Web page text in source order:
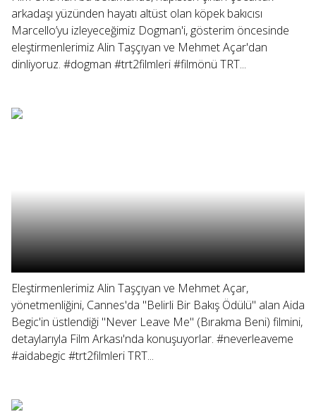
arkadaşı yüzünden hayatı altüst olan köpek bakıcısı
Marcello’yu izleyeceğimiz Dogman'i, gösterim öncesinde
eleştirmenlerimiz Alin Taşçıyan ve Mehmet Açar'dan
dinliyoruz. #dogman #trt2filmleri #filmönü TRT...
Eleştirmenlerimiz Alin Taşçıyan ve Mehmet Açar,
yönetmenliğini, Cannes'da "Belirli Bir Bakış Ödülü" alan Aida
Begic'in üstlendiği "Never Leave Me" (Bırakma Beni) filmini,
detaylarıyla Film Arkası'nda konuşuyorlar. #neverleaveme
#aidabegic #trt2filmleri TRT...